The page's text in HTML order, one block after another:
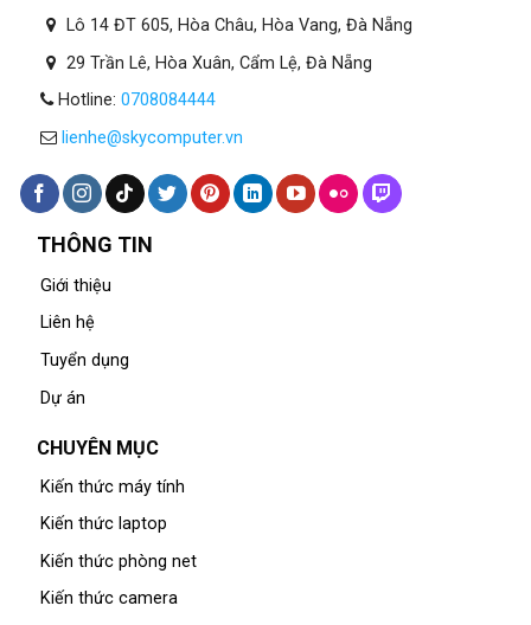
Lô 14 ĐT 605, Hòa Châu, Hòa Vang, Đà Nẵng
29 Trần Lê, Hòa Xuân, Cẩm Lệ, Đà Nẵng
Hotline: 0708084444
lienhe@skycomputer.vn
THÔNG TIN
Giới thiệu
Liên hệ
Tuyển dụng
Dự án
CHUYÊN MỤC
Kiến thức máy tính
Kiến thức laptop
Kiến thức phòng net
Kiến thức camera